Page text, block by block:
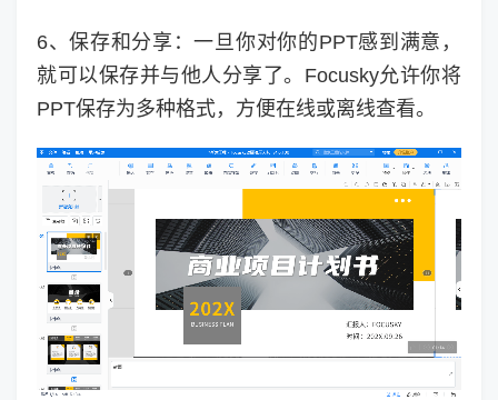
6、保存和分享：一旦你对你的PPT感到满意，
就可以保存并与他人分享了。Focusky允许你将
PPT保存为多种格式，方便在线或离线查看。